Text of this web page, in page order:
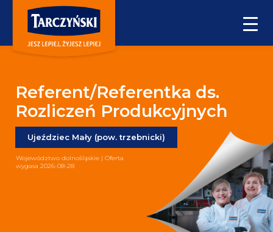
Referent/Referentka ds.
Rozliczeń Produkcyjnych
Ujeździec Mały (pow. trzebnicki)
Województwo dolnośląskie | Oferta
wygasa 2026-08-28